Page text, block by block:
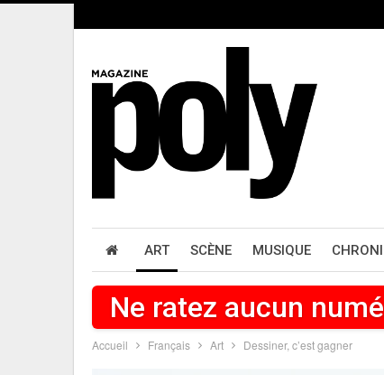
ART SCÈNE MUSIQUE
Ne ratez aucun
Accueil Français Art Dessiner, c’est gagner